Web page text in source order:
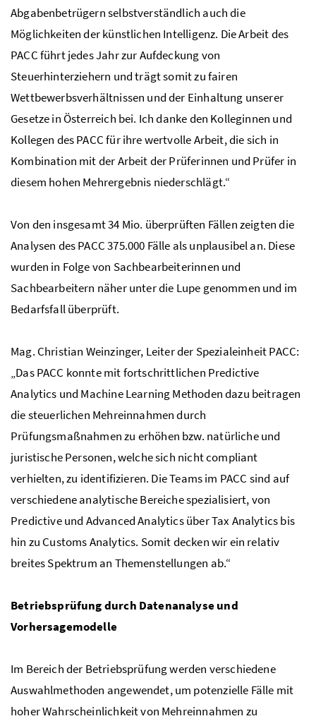
Abgabenbetrügern selbstverständlich auch die
Möglichkeiten der künstlichen Intelligenz. Die Arbeit des
PACC führt jedes Jahr zur Aufdeckung von
Steuerhinterziehern und trägt somit zu fairen
Wettbewerbsverhältnissen und der Einhaltung unserer
Gesetze in Österreich bei. Ich danke den Kolleginnen und
Kollegen des PACC für ihre wertvolle Arbeit, die sich in
Kombination mit der Arbeit der Prüferinnen und Prüfer in
diesem hohen Mehrergebnis niederschlägt.“
Von den insgesamt 34 Mio. überprüften Fällen zeigten die
Analysen des PACC 375.000 Fälle als unplausibel an. Diese
wurden in Folge von Sachbearbeiterinnen und
Sachbearbeitern näher unter die Lupe genommen und im
Bedarfsfall überprüft.
Mag. Christian Weinzinger, Leiter der Spezialeinheit PACC:
„Das PACC konnte mit fortschrittlichen Predictive
Analytics und Machine Learning Methoden dazu beitragen
die steuerlichen Mehreinnahmen durch
Prüfungsmaßnahmen zu erhöhen bzw. natürliche und
juristische Personen, welche sich nicht compliant
verhielten, zu identifizieren. Die Teams im PACC sind auf
verschiedene analytische Bereiche spezialisiert, von
Predictive und Advanced Analytics über Tax Analytics bis
hin zu Customs Analytics. Somit decken wir ein relativ
breites Spektrum an Themenstellungen ab.“
Betriebsprüfung durch Datenanalyse und
Vorhersagemodelle
Im Bereich der Betriebsprüfung werden verschiedene
Auswahlmethoden angewendet, um potenzielle Fälle mit
hoher Wahrscheinlichkeit von Mehreinnahmen zu